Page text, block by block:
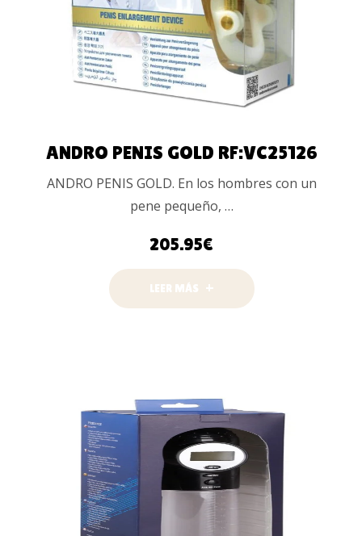
ANDRO PENIS GOLD RF:VC25126
ANDRO PENIS GOLD. En los hombres con un
pene pequeño, …
205.95€
LEER MÁS
AÑADIR AL
CARRITO